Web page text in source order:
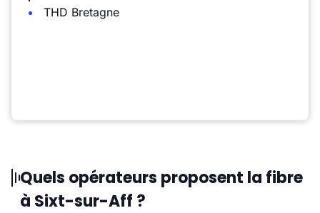
THD Bretagne
Quels opérateurs proposent la fibre
à Sixt-sur-Aff ?